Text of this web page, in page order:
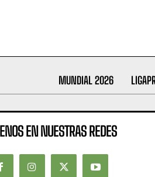
MUNDIAL 2026
EN NUESTRAS REDES